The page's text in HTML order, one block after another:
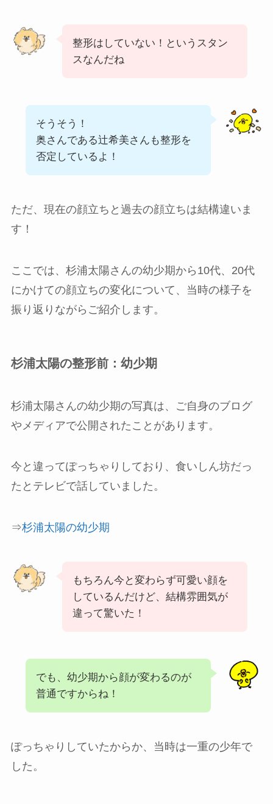
整形はしていない！というスタン
スなんだね
そうそう！
奥さんである辻希美さんも整形を
否定しているよ！
ただ、現在の顔立ちと過去の顔立ちは結構違いま
す！
ここでは、杉浦太陽さんの幼少期から10代、20代
にかけての顔立ちの変化について、当時の様子を
振り返りながらご紹介します。
杉浦太陽の整形前：幼少期
杉浦太陽さんの幼少期の写真は、ご自身のブログ
やメディアで公開されたことがあります。
今と違ってぽっちゃりしており、食いしん坊だっ
たとテレビで話していました。
⇒杉浦太陽の幼少期
もちろん今と変わらず可愛い顔を
しているんだけど、結構雰囲気が
違って驚いた！
でも、幼少期から顔が変わるのが
普通ですからね！
ぽっちゃりしていたからか、当時は一重の少年で
した。